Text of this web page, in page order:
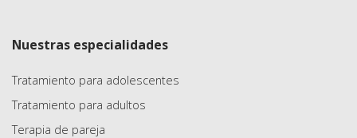
Nuestras especialidades
Tratamiento para adolescentes
Tratamiento para adultos
Terapia de pareja